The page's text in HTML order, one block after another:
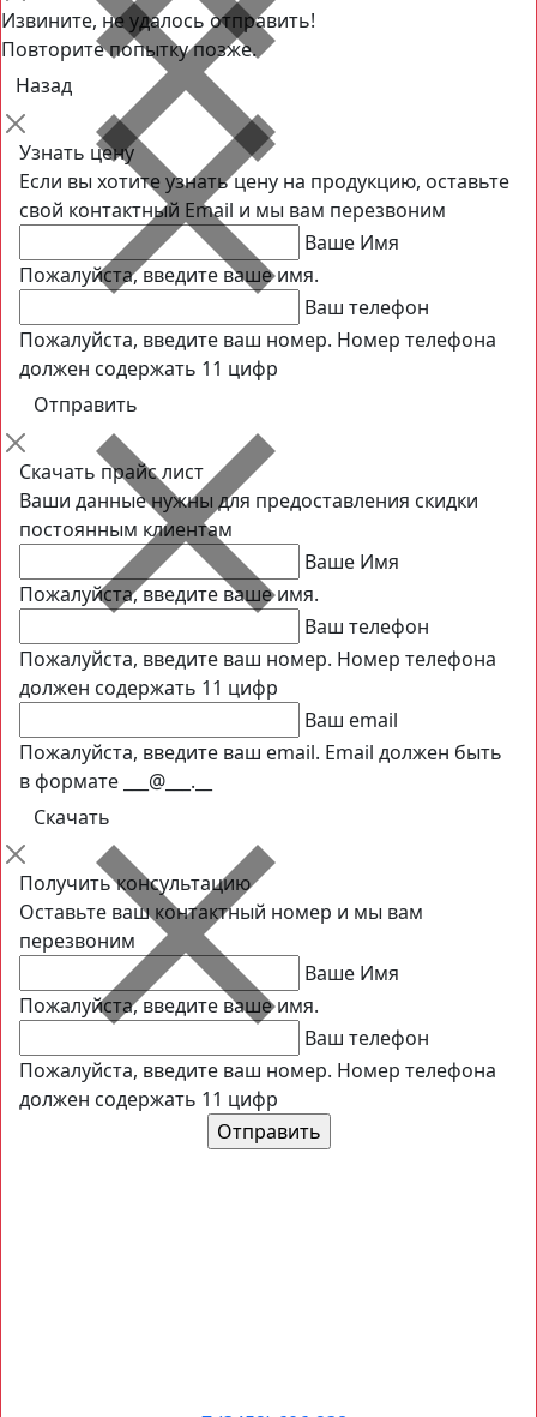
Извините, не удалось отправить!
Повторите попытку позже.
Назад
Узнать цену
Если вы хотите узнать цену на продукцию, оставьте
свой контактный Email и мы вам перезвоним
Ваше Имя
Пожалуйста, введите ваше имя.
Ваш телефон
Пожалуйста, введите ваш номер. Номер телефона
должен содержать 11 цифр
Скачать прайс лист
Ваши данные нужны для предоставления скидки
постоянным клиентам
Ваше Имя
Пожалуйста, введите ваше имя.
Ваш телефон
Пожалуйста, введите ваш номер. Номер телефона
должен содержать 11 цифр
Ваш email
Пожалуйста, введите ваш email. Email должен быть
в формате ___@___.__
Получить консультацию
Оставьте ваш контактный номер и мы вам
перезвоним
Ваше Имя
Пожалуйста, введите ваше имя.
Ваш телефон
Пожалуйста, введите ваш номер. Номер телефона
должен содержать 11 цифр